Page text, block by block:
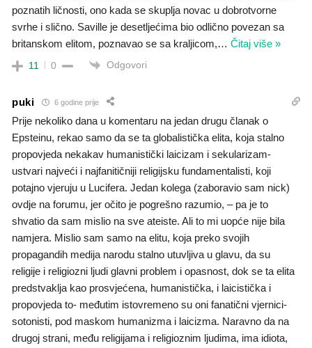
poznatih ličnosti, ono kada se skuplja novac u dobrotvorne
svrhe i slično. Saville je desetljećima bio odlično povezan sa
britanskom elitom, poznavao se sa kraljicom,… Čitaj više »
11 0 Odgovori
puki 6 godine prije
Prije nekoliko dana u komentaru na jedan drugu članak o
Epsteinu, rekao samo da se ta globalistička elita, koja stalno
propovjeda nekakav humanistički laicizam i sekularizam-
ustvari najveći i najfanitičniji religijsku fundamentalisti, koji
potajno vjeruju u Lucifera. Jedan kolega (zaboravio sam nick)
ovdje na forumu, jer očito je pogrešno razumio, – pa je to
shvatio da sam mislio na sve ateiste. Ali to mi uopće nije bila
namjera. Mislio sam samo na elitu, koja preko svojih
propagandih medija narodu stalno utuvljiva u glavu, da su
religije i religiozni ljudi glavni problem i opasnost, dok se ta elita
predstvaklja kao prosvjećena, humanistička, i laicistička i
propovjeda to- međutim istovremeno su oni fanatični vjernici-
sotonisti, pod maskom humanizma i laicizma. Naravno da na
drugoj strani, među religijama i religioznim ljudima, ima idiota,